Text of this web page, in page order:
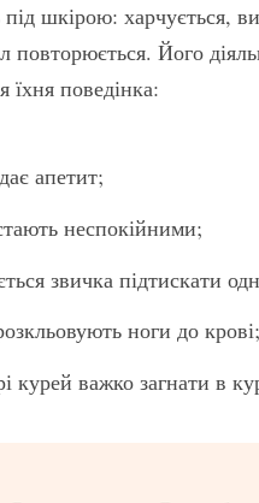
шкірою: харчується,
повторюється. Його
їхня поведінка:
апетит;
неспокійними;
звичка підтискати
ноги до крові;
курей важко загнати в